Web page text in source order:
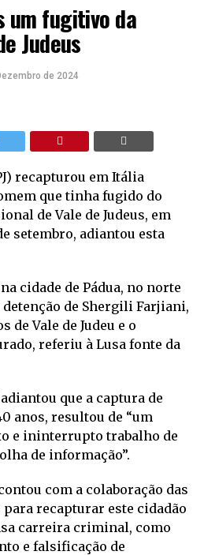
um fugitivo da
Judeus
de 2024
recapturou em Itália
que tinha fugido do
de Vale de Judeus, em
setembro, adiantou esta
cidade de Pádua, no norte
de Shergili Farjiani,
de Vale de Judeu e o
referiu à Lusa fonte da
que a captura de
anos, resultou de “um
e ininterrupto trabalho de
de informação”.
com a colaboração das
recapturar este cidadão
carreira criminal, como
e falsificação de